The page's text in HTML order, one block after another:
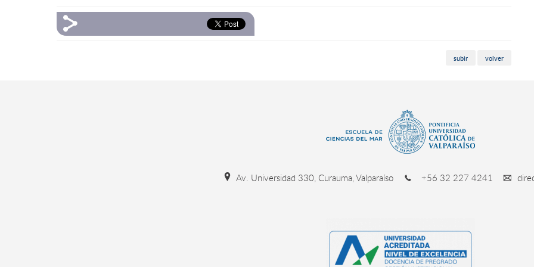
subir volver
Av. Universidad 330, Curauma, Valparaíso +56 32 227 4241